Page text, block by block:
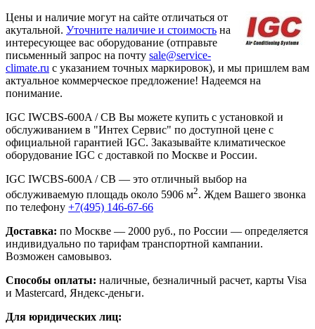
Цены и наличие могут на сайте отличаться от
акутальной. Уточните наличие и стоимость на
интересующее вас оборудование (отправьте
письменный запрос на почту sale@service-
climate.ru с указанием точных маркировок), и мы пришлем вам
актуальное коммерческое предложение! Надеемся на
понимание.
IGC IWCBS-600A / CB Вы можете купить с установкой и
обслуживанием в "Интех Сервис" по доступной цене с
официальной гарантией IGC. Заказывайте климатическое
оборудование IGC с доставкой по Москве и России.
IGC IWCBS-600A / CB — это отличный выбор на
обслуживаемую площадь около 5906 м2. Ждем Вашего звонка
по телефону +7(495) 146-67-66
Доставка: по Москве — 2000 руб., по России — определяется
индивидуально по тарифам транспортной кампании.
Возможен самовывоз.
Способы оплаты: наличные, безналичный расчет, карты Visa
и Mastercard, Яндекс-деньги.
Для юридических лиц: